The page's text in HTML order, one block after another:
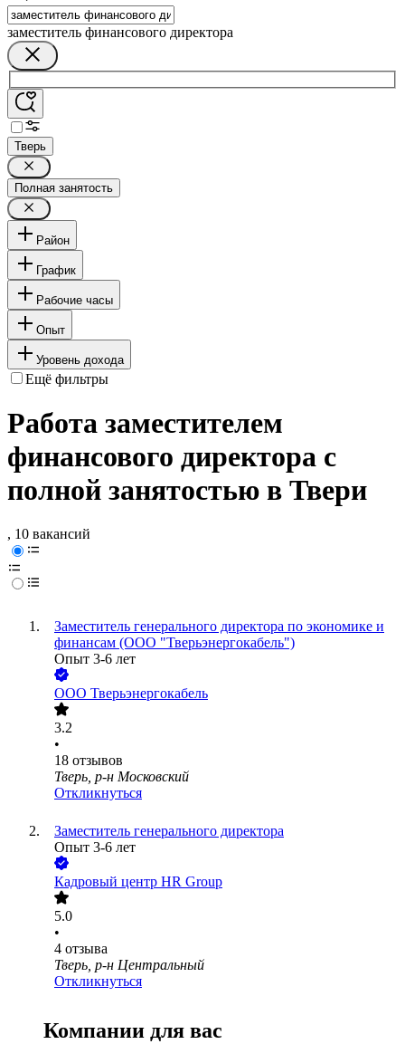
заместитель финансового директора
Тверь
Полная занятость
Район
График
Рабочие часы
Опыт
Уровень дохода
Ещё фильтры
Работа заместителем
финансового директора с
полной занятостью в Твери
, 10 вакансий
Заместитель генерального директора по экономике и
финансам (ООО "Тверьэнергокабель")
Опыт 3-6 лет
ООО Тверьэнергокабель
3.2
•
18 отзывов
Тверь, р-н Московский
Откликнуться
Заместитель генерального директора
Опыт 3-6 лет
Кадровый центр HR Group
5.0
•
4 отзыва
Тверь, р-н Центральный
Откликнуться
Компании для вас